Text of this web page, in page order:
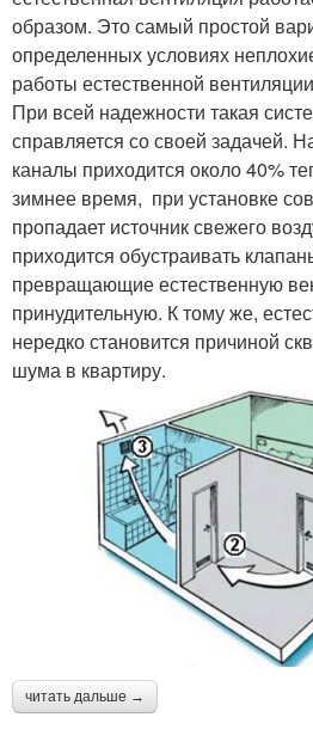
образом. Это самый простой
определенных условиях
работы естественной
При всей надежности такая
справляется со своей задачей.
каналы приходится около 40%
зимнее время, при установке
пропадает источник свежего
приходится обустраивать
превращающие естественную
принудительную. К тому же,
нередко становится причиной
шума в квартиру.
читать дальше →